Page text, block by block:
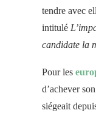
tendre avec
intitulé
candidate la
Pour les
d’achever
siégeait